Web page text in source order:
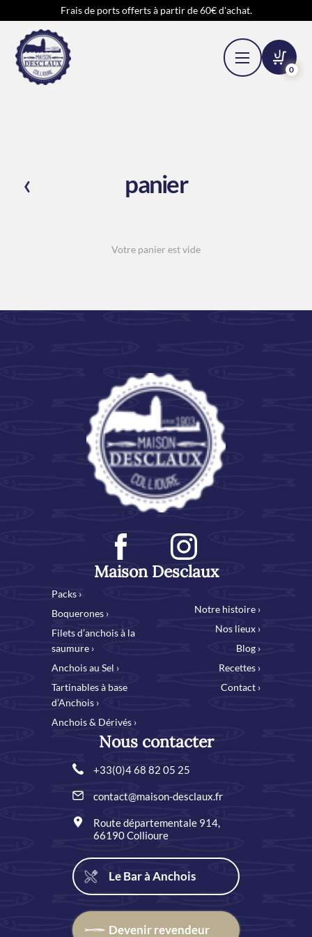
Frais de ports offerts à partir de 60€ d'achat.
0
panier
Votre panier est vide
Maison Desclaux
Packs ›
Boquerones ›
Filets d’anchois à la
saumure ›
Anchois au Sel ›
Tartinables à base
d’Anchois ›
Anchois & Dérivés ›
Notre histoire ›
Nos lieux ›
Blog ›
Recettes ›
Contact ›
Nous contacter
+33(0)4 68 82 05 25
contact@maison-desclaux.fr
Route départementale 914,
66190 Collioure
Le Bar à Anchois
Devenir revendeur